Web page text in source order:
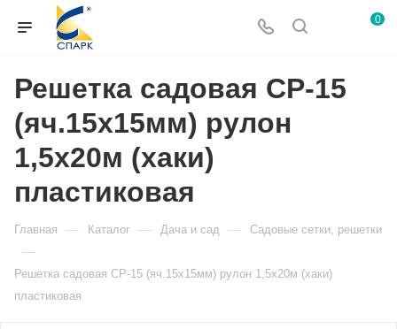
0
Решетка садовая СР-15
(яч.15х15мм) рулон
1,5х20м (хаки)
пластиковая
Главная — Каталог — Дача и сад — Садовые сетки, решетки
—
Решетка садовая СР-15 (яч.15х15мм) рулон 1,5х20м (хаки)
пластиковая